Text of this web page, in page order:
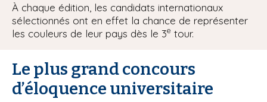
À chaque édition, les candidats internationaux
sélectionnés ont en effet la chance de représenter
les couleurs de leur pays dès le 3e tour.
Le plus grand concours
d’éloquence universitaire